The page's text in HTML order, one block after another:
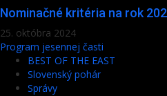
Nominačné kritéria na rok
25. októbra 2024
Program jesennej časti
BEST OF THE EAST
Slovenský pohár
Správy